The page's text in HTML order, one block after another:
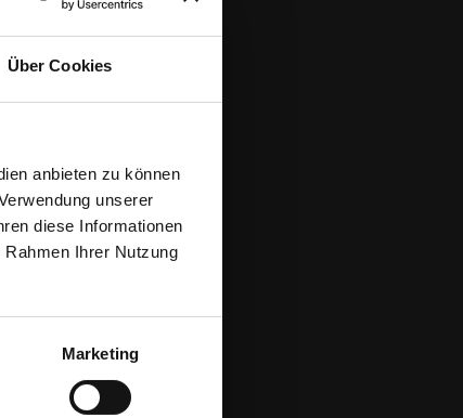
Über Cookies
anbieten zu können
unserer
diese Informationen
Ihrer Nutzung
Marketing
24:04